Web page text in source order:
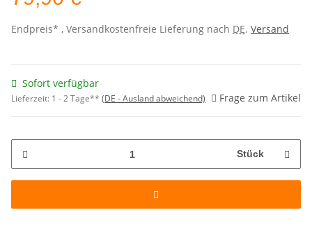
Endpreis* , Versandkostenfreie Lieferung nach DE. Versand
Sofort verfügbar
Lieferzeit: 1 - 2 Tage** (DE - Ausland abweichend) Frage zum Artikel
Stück